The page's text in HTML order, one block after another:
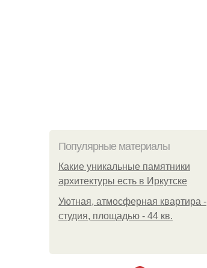
Популярные материалы
Какие уникальные памятники
архитектуры есть в Иркутске
Уютная, атмосферная квартира -
студия, площадью - 44 кв.